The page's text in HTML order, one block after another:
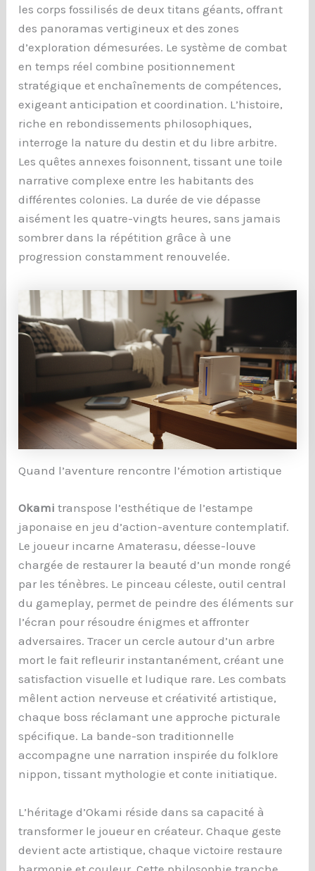
les corps fossilisés de deux titans géants, offrant
des panoramas vertigineux et des zones
d’exploration démesurées. Le système de combat
en temps réel combine positionnement
stratégique et enchaînements de compétences,
exigeant anticipation et coordination. L’histoire,
riche en rebondissements philosophiques,
interroge la nature du destin et du libre arbitre.
Les quêtes annexes foisonnent, tissant une toile
narrative complexe entre les habitants des
différentes colonies. La durée de vie dépasse
aisément les quatre-vingts heures, sans jamais
sombrer dans la répétition grâce à une
progression constamment renouvelée.
Quand l’aventure rencontre l’émotion artistique
Okami transpose l’esthétique de l’estampe
japonaise en jeu d’action-aventure contemplatif.
Le joueur incarne Amaterasu, déesse-louve
chargée de restaurer la beauté d’un monde rongé
par les ténèbres. Le pinceau céleste, outil central
du gameplay, permet de peindre des éléments sur
l’écran pour résoudre énigmes et affronter
adversaires. Tracer un cercle autour d’un arbre
mort le fait refleurir instantanément, créant une
satisfaction visuelle et ludique rare. Les combats
mêlent action nerveuse et créativité artistique,
chaque boss réclamant une approche picturale
spécifique. La bande-son traditionnelle
accompagne une narration inspirée du folklore
nippon, tissant mythologie et conte initiatique.
L’héritage d’Okami réside dans sa capacité à
transformer le joueur en créateur. Chaque geste
devient acte artistique, chaque victoire restaure